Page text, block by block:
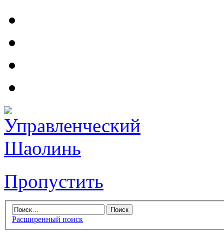
Пропустить
Расширенный поиск